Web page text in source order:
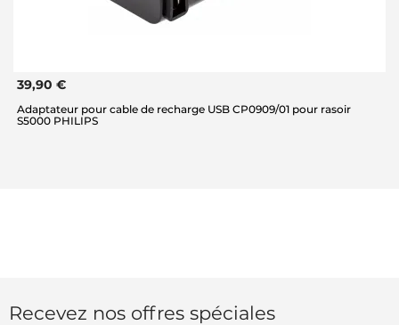
39,90 €
Adaptateur pour cable de recharge USB CP0909/01 pour rasoir
S5000 PHILIPS
Recevez nos offres spéciales